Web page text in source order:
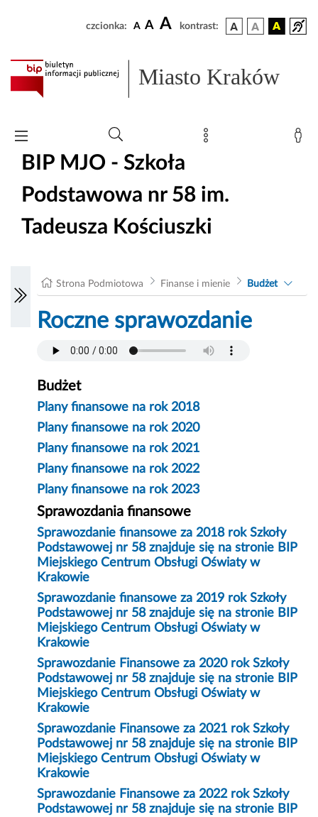
czcionka: A A A kontrast:
Miasto Kraków
BIP MJO - Szkoła
Podstawowa nr 58 im.
Tadeusza Kościuszki
Strona Podmiotowa Finanse i mienie Budżet
Roczne sprawozdanie
Budżet
Plany finansowe na rok 2018
Plany finansowe na rok 2020
Plany finansowe na rok 2021
Plany finansowe na rok 2022
Plany finansowe na rok 2023
Sprawozdania finansowe
Sprawozdanie finansowe za 2018 rok Szkoły
Podstawowej nr 58 znajduje się na stronie BIP
Miejskiego Centrum Obsługi Oświaty w
Krakowie
Sprawozdanie finansowe za 2019 rok Szkoły
Podstawowej nr 58 znajduje się na stronie BIP
Miejskiego Centrum Obsługi Oświaty w
Krakowie
Sprawozdanie Finansowe za 2020 rok Szkoły
Podstawowej nr 58 znajduje się na stronie BIP
Miejskiego Centrum Obsługi Oświaty w
Krakowie
Sprawozdanie Finansowe za 2021 rok Szkoły
Podstawowej nr 58 znajduje się na stronie BIP
Miejskiego Centrum Obsługi Oświaty w
Krakowie
Sprawozdanie Finansowe za 2022 rok Szkoły
Podstawowej nr 58 znajduje się na stronie BIP